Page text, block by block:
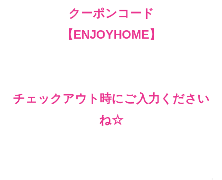
クーポンコード
【ENJOYHOME】
チェックアウト時にご入力ください
ね☆